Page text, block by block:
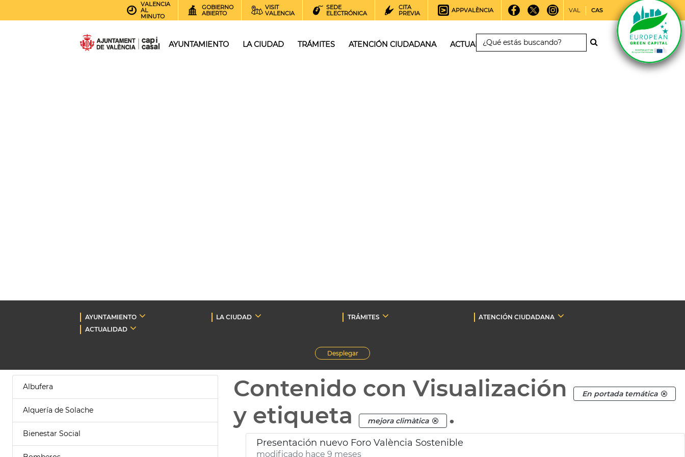
VALENCIA
AL
MINUTO
GOBIERNO
ABIERTO
VISIT
VALENCIA
SEDE
ELECTRÓNICA
CITA
PREVIA
APPVALÈNCIA VAL CAS
AYUNTAMIENTO LA CIUDAD TRÁMITES ATENCIÓN CIUDADANA ACTUALIDAD
AYUNTAMIENTO LA CIUDAD TRÁMITES
ATENCIÓN CIUDADANA
ACTUALIDAD
Desplegar
Albufera
Alquería de Solache
Bienestar Social
Contenido con Visualización En portada temática
y etiqueta mejora climàtica .
Presentación nuevo Foro València Sostenible
modificado hace 9 meses